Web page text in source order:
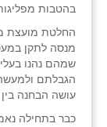
בהטבות
מנסה לתקן
שמהם נהנו בעלי
הגבלתם
עושה הבחנה בין
כבר בתחילה